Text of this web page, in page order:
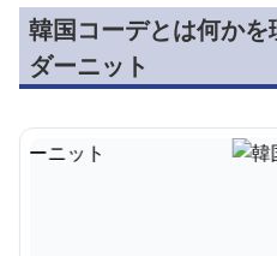
韓国コーデとは何か
ダーニット